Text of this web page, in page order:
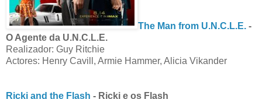
The Man from U.N.C.L.E. -
O Agente da U.N.C.L.E.
Realizador: Guy Ritchie
Actores: Henry Cavill, Armie Hammer, Alicia Vikander
Ricki and the Flash - Ricki e os Flash